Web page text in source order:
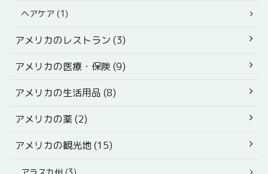
ヘアケア (1)
アメリカのレストラン (3)
アメリカの医療・保険 (9)
アメリカの生活用品 (8)
アメリカの薬 (2)
アメリカの観光地 (15)
アラスカ州 (3)